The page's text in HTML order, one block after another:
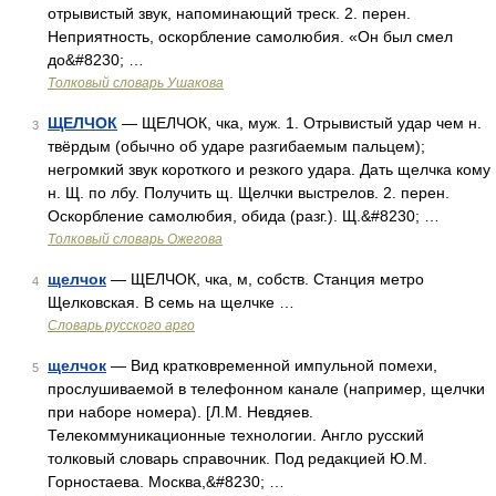
отрывистый звук, напоминающий треск. 2. перен.
Неприятность, оскорбление самолюбия. «Он был смел
до&#8230; …
Толковый словарь Ушакова
3 ЩЕЛЧОК — ЩЕЛЧОК, чка, муж. 1. Отрывистый удар чем н.
твёрдым (обычно об ударе разгибаемым пальцем);
негромкий звук короткого и резкого удара. Дать щелчка кому
н. Щ. по лбу. Получить щ. Щелчки выстрелов. 2. перен.
Оскорбление самолюбия, обида (разг.). Щ.&#8230; …
Толковый словарь Ожегова
4 щелчок — ЩЕЛЧОК, чка, м, собств. Станция метро
Щелковская. В семь на щелчке …
Словарь русского арго
5 щелчок — Вид кратковременной импульной помехи,
прослушиваемой в телефонном канале (например, щелчки
при наборе номера). [Л.М. Невдяев.
Телекоммуникационные технологии. Англо русский
толковый словарь справочник. Под редакцией Ю.М.
Горностаева. Москва,&#8230; …